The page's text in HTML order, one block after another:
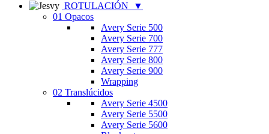
ROTULACIÓN
▼
01 Opacos
Avery Serie 500
Avery Serie 700
Avery Serie 777
Avery Serie 800
Avery Serie 900
Wrapping
02 Translúcidos
Avery Serie 4500
Avery Serie 5500
Avery Serie 5600